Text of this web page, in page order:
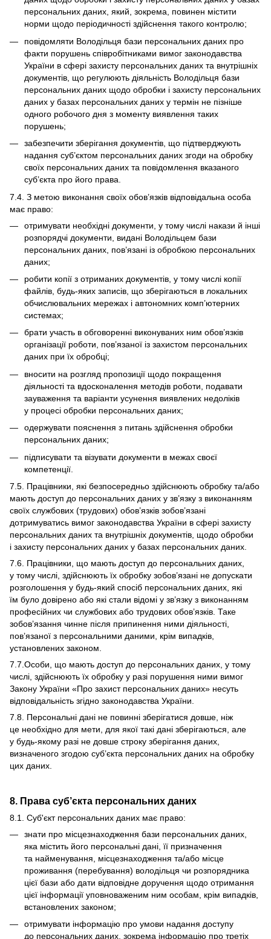
персональних даних, який, зокрема, повинен містити
норми щодо періодичності здійснення такого контролю;
повідомляти Володільця бази персональних даних про
факти порушень співробітниками вимог законодавства
України в сфері захисту персональних даних та внутрішніх
документів, що регулюють діяльність Володільця бази
персональних даних щодо обробки і захисту персональних
даних у базах персональних даних у термін не пізніше
одного робочого дня з моменту виявлення таких
порушень;
забезпечити зберігання документів, що підтверджують
надання суб’єктом персональних даних згоди на обробку
своїх персональних даних та повідомлення вказаного
суб’єкта про його права.
7.4. З метою виконання своїх обов’язків відповідальна особа
має право:
отримувати необхідні документи, у тому числі накази й інші
розпорядчі документи, видані Володільцем бази
персональних даних, пов’язані із обробкою персональних
даних;
робити копії з отриманих документів, у тому числі копії
файлів, будь-яких записів, що зберігаються в локальних
обчислювальних мережах і автономних комп’ютерних
системах;
брати участь в обговоренні виконуваних ним обов’язків
організації роботи, пов’язаної із захистом персональних
даних при їх обробці;
вносити на розгляд пропозиції щодо покращення
діяльності та вдосконалення методів роботи, подавати
зауваження та варіанти усунення виявлених недоліків
у процесі обробки персональних даних;
одержувати пояснення з питань здійснення обробки
персональних даних;
підписувати та візувати документи в межах своєї
компетенції.
7.5. Працівники, які безпосередньо здійснюють обробку та/або
мають доступ до персональних даних у зв’язку з виконанням
своїх службових (трудових) обов’язків зобов’язані
дотримуватись вимог законодавства України в сфері захисту
персональних даних та внутрішніх документів, щодо обробки
і захисту персональних даних у базах персональних даних.
7.6. Працівники, що мають доступ до персональних даних,
у тому числі, здійснюють їх обробку зобов’язані не допускати
розголошення у будь-який спосіб персональних даних, які
їм було довірено або які стали відомі у зв’язку з виконанням
професійних чи службових або трудових обов’язків. Таке
зобов’язання чинне після припинення ними діяльності,
пов’язаної з персональними даними, крім випадків,
установлених законом.
7.7.Особи, що мають доступ до персональних даних, у тому
числі, здійснюють їх обробку у разі порушення ними вимог
Закону України «Про захист персональних даних» несуть
відповідальність згідно законодавства України.
7.8. Персональні дані не повинні зберігатися довше, ніж
це необхідно для мети, для якої такі дані зберігаються, але
у будь-якому разі не довше строку зберігання даних,
визначеного згодою суб’єкта персональних даних на обробку
цих даних.
8. Права суб’єкта персональних даних
8.1. Суб'єкт персональних даних має право:
знати про місцезнаходження бази персональних даних,
яка містить його персональні дані, її призначення
та найменування, місцезнаходження та/або місце
проживання (перебування) володільця чи розпорядника
цієї бази або дати відповідне доручення щодо отримання
цієї інформації уповноваженим ним особам, крім випадків,
встановлених законом;
отримувати інформацію про умови надання доступу
до персональних даних, зокрема інформацію про третіх